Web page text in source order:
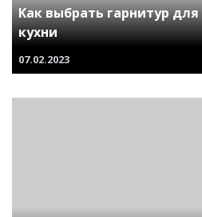
Как выбрать гарнитур
кухни
07.02.2023